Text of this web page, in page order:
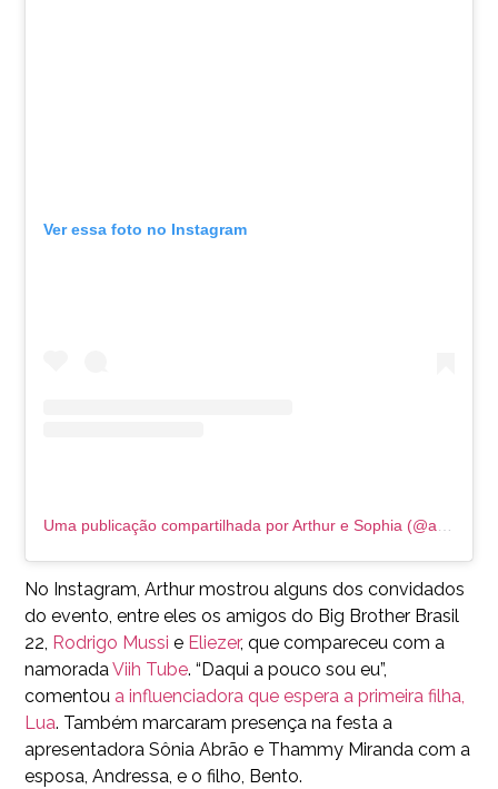
Ver essa foto no Instagram
No Instagram, Arthur mostrou alguns dos convidados
do evento, entre eles os amigos do Big Brother Brasil
22, Rodrigo Mussi e Eliezer, que compareceu com a
namoradaViih Tube. “Daqui a pouco sou eu”,
comentou a influenciadora que espera a primeira filha,
Lua. Também marcaram presença na festa a
apresentadora Sônia Abrão e Thammy Miranda com a
esposa, Andressa, e o filho, Bento.